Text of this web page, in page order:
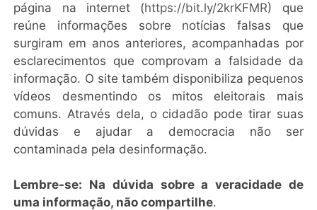
página na internet (https://bit.ly/2krKFMR) que
reúne informações sobre notícias falsas que
surgiram em anos anteriores, acompanhadas por
esclarecimentos que comprovam a falsidade da
informação. O site também disponibiliza pequenos
vídeos desmentindo os mitos eleitorais mais
comuns. Através dela, o cidadão pode tirar suas
dúvidas e ajudar a democracia não ser
contaminada pela desinformação.
Lembre-se: Na dúvida sobre a veracidade de
uma informação, não compartilhe.